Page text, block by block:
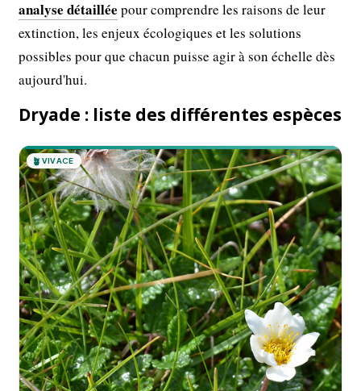
analyse détaillée pour comprendre les raisons de leur
extinction, les enjeux écologiques et les solutions
possibles pour que chacun puisse agir à son échelle dès
aujourd'hui.
Dryade : liste des différentes espèces
🪴 VIVACE